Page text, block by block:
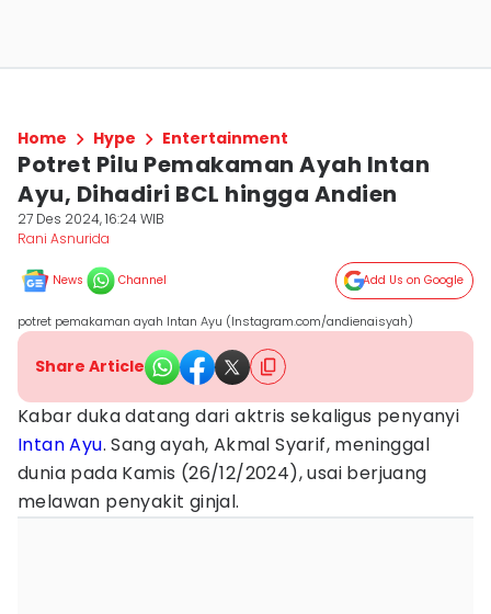
Home Hype Entertainment
Potret Pilu Pemakaman Ayah Intan
Ayu, Dihadiri BCL hingga Andien
27 Des 2024, 16:24 WIB
Rani Asnurida
News Channel Add Us on Google
potret pemakaman ayah Intan Ayu (Instagram.com/andienaisyah)
Share Article
Kabar duka datang dari aktris sekaligus penyanyi
Intan Ayu. Sang ayah, Akmal Syarif, meninggal
dunia pada Kamis (26/12/2024), usai berjuang
melawan penyakit ginjal.